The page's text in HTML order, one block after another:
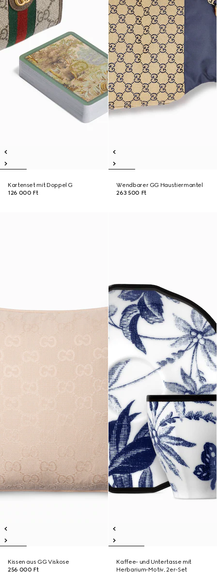
Kartenset mit Doppel G
126 000 Ft
Wendbarer GG Haustiermantel
263 500 Ft
Kissen aus GG Viskose
256 000 Ft
Kaffee- und Untertasse mit
Herbarium-Motiv, 2er-Set